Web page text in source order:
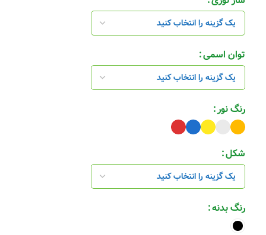
توان اسمی
رنگ نور
شکل
رنگ بدنه